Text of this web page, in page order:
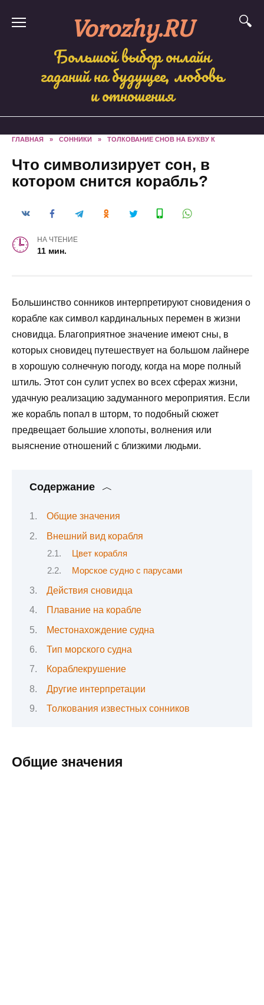
Vorozhy.RU
Большой выбор онлайн
гаданий на будущее, любовь
и отношения
ГЛАВНАЯ » СОННИКИ » ТОЛКОВАНИЕ СНОВ НА БУКВУ К
Что символизирует сон, в
котором снится корабль?
НА ЧТЕНИЕ
11 мин.
Большинство сонников интерпретируют сновидения о
корабле как символ кардинальных перемен в жизни
сновидца. Благоприятное значение имеют сны, в
которых сновидец путешествует на большом лайнере
в хорошую солнечную погоду, когда на море полный
штиль. Этот сон сулит успех во всех сферах жизни,
удачную реализацию задуманного мероприятия. Если
же корабль попал в шторм, то подобный сюжет
предвещает большие хлопоты, волнения или
выяснение отношений с близкими людьми.
Содержание
Общие значения
Внешний вид корабля
Цвет корабля
Морское судно с парусами
Действия сновидца
Плавание на корабле
Местонахождение судна
Тип морского судна
Кораблекрушение
Другие интерпретации
Толкования известных сонников
Общие значения